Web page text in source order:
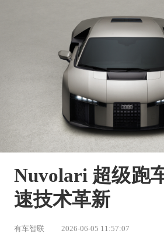
Nuvolari 超级跑
速技术革新
有车智联 2026-06-05 11:57:07